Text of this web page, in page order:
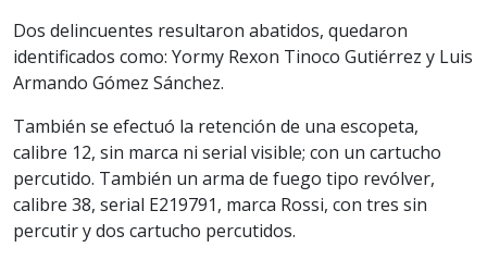
Dos delincuentes resultaron abatidos, quedaron
identificados como: Yormy Rexon Tinoco Gutiérrez y Luis
Armando Gómez Sánchez.
También se efectuó la retención de una escopeta,
calibre 12, sin marca ni serial visible; con un cartucho
percutido. También un arma de fuego tipo revólver,
calibre 38, serial E219791, marca Rossi, con tres sin
percutir y dos cartucho percutidos.